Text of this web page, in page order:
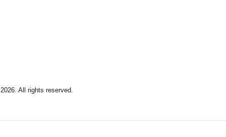
2026. All rights reserved.